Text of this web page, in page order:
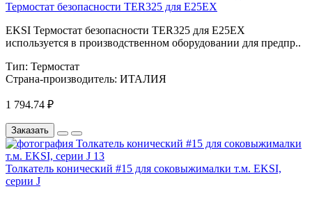
Термостат безопасности TER325 для E25EX
EKSI Термостат безопасности TER325 для E25EX
используется в производственном оборудовании для предпр..
Тип: Термостат
Страна-производитель: ИТАЛИЯ
1 794.74 ₽
Заказать
Толкатель конический #15 для соковыжималки т.м. EKSI,
серии J